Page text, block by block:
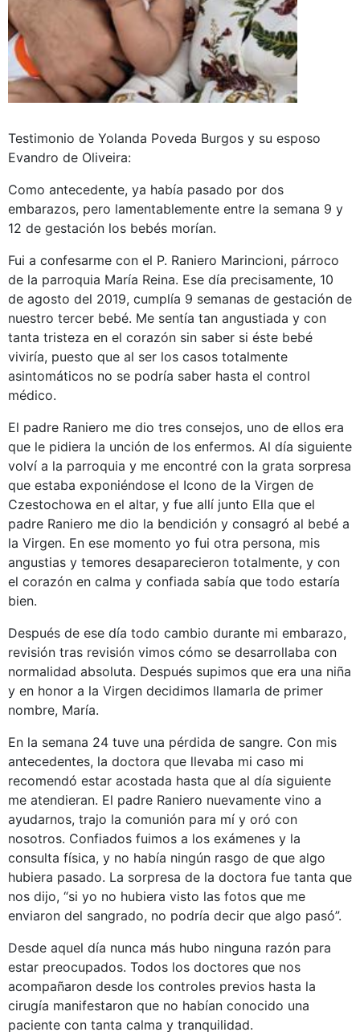
Testimonio de Yolanda Poveda Burgos y su esposo
Evandro de Oliveira:
Como antecedente, ya había pasado por dos
embarazos, pero lamentablemente entre la semana 9 y
12 de gestación los bebés morían.
Fui a confesarme con el P. Raniero Marincioni, párroco
de la parroquia María Reina. Ese día precisamente, 10
de agosto del 2019, cumplía 9 semanas de gestación de
nuestro tercer bebé. Me sentía tan angustiada y con
tanta tristeza en el corazón sin saber si éste bebé
viviría, puesto que al ser los casos totalmente
asintomáticos no se podría saber hasta el control
médico.
El padre Raniero me dio tres consejos, uno de ellos era
que le pidiera la unción de los enfermos. Al día siguiente
volví a la parroquia y me encontré con la grata sorpresa
que estaba exponiéndose el Icono de la Virgen de
Czestochowa en el altar, y fue allí junto Ella que el
padre Raniero me dio la bendición y consagró al bebé a
la Virgen. En ese momento yo fui otra persona, mis
angustias y temores desaparecieron totalmente, y con
el corazón en calma y confiada sabía que todo estaría
bien.
Después de ese día todo cambio durante mi embarazo,
revisión tras revisión vimos cómo se desarrollaba con
normalidad absoluta. Después supimos que era una niña
y en honor a la Virgen decidimos llamarla de primer
nombre, María.
En la semana 24 tuve una pérdida de sangre. Con mis
antecedentes, la doctora que llevaba mi caso mi
recomendó estar acostada hasta que al día siguiente
me atendieran. El padre Raniero nuevamente vino a
ayudarnos, trajo la comunión para mí y oró con
nosotros. Confiados fuimos a los exámenes y la
consulta física, y no había ningún rasgo de que algo
hubiera pasado. La sorpresa de la doctora fue tanta que
nos dijo, “si yo no hubiera visto las fotos que me
enviaron del sangrado, no podría decir que algo pasó”.
Desde aquel día nunca más hubo ninguna razón para
estar preocupados. Todos los doctores que nos
acompañaron desde los controles previos hasta la
cirugía manifestaron que no habían conocido una
paciente con tanta calma y tranquilidad.